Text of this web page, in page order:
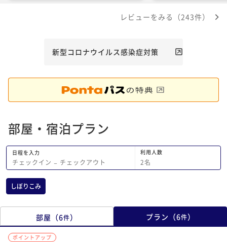
レビューをみる（243件）
新型コロナウイルス感染症対策
部屋・宿泊プラン
日程を入力
チェックイン − チェックアウト
利用人数
2名
しぼりこみ
部屋 （6件） プラン （6件）
ポイントアップ